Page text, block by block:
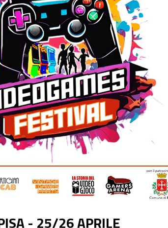
- 25/26 APRILE